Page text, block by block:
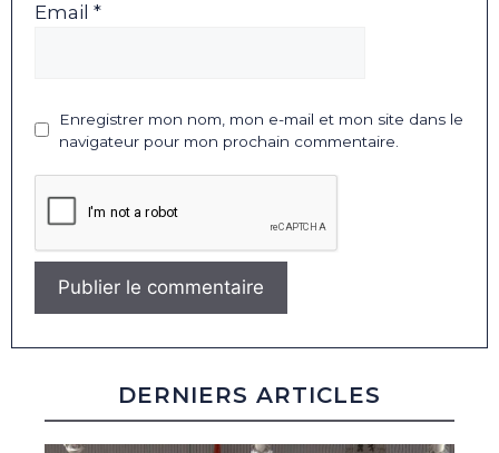
Email *
Enregistrer mon nom, mon e-mail et mon site dans le
navigateur pour mon prochain commentaire.
DERNIERS ARTICLES